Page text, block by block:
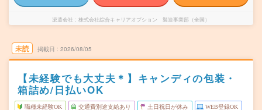
派遣会社 株式会社綜合キャリアオプション 製造事業部（全国）
未読 掲載日 2026/08/05
【未経験でも大丈夫＊】キャンディの包装・
箱詰め/日払いOK
職種未経験OK 交通費別途支給あり 土日祝日が休み WEB登録OK